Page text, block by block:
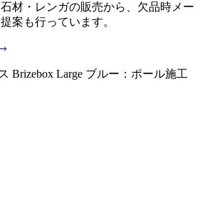
材・レンガの販売から、欠品時メー
案も行っています。